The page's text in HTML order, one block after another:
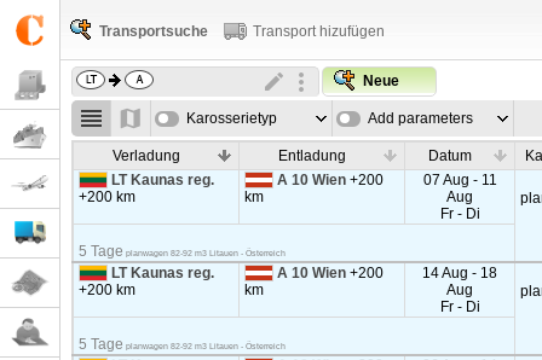
Transportsuche Transport hizufügen
Neue
Karosserietyp Add parameters
Verladung Entladung Datum
LT Kaunas reg.
+200 km
A 10 Wien+200
km
07 Aug - 11
Aug
Fr - Di
5 Tage planwagen 82-92 m3 Litauen - Österreich
LT Kaunas reg.
+200 km
A 10 Wien+200
km
14 Aug - 18
Aug
Fr - Di
5 Tage planwagen 82-92 m3 Litauen - Österreich